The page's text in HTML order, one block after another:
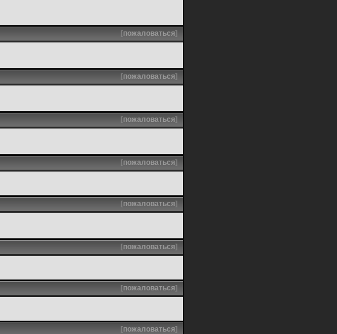
[пожаловаться]
[пожаловаться]
[пожаловаться]
[пожаловаться]
[пожаловаться]
[пожаловаться]
[пожаловаться]
[пожаловаться]